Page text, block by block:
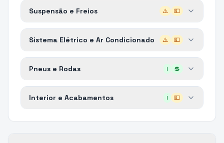
Suspensão e Freios ⚠️ 💵
Sistema Elétrico e Ar Condicionado ⚠️ 💵
Pneus e Rodas ℹ️ 💲
Interior e Acabamentos ℹ️ 💵